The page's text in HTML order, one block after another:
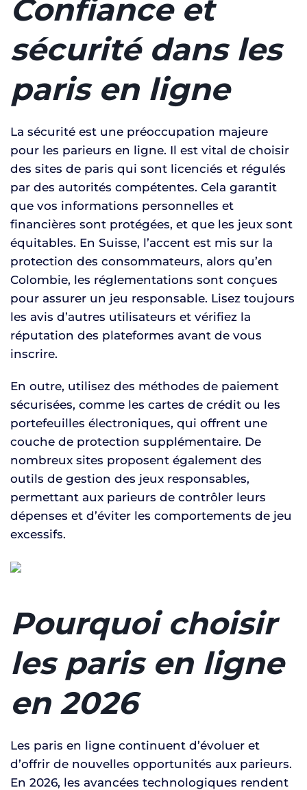
Confiance et
sécurité dans les
paris en ligne
La sécurité est une préoccupation majeure
pour les parieurs en ligne. Il est vital de choisir
des sites de paris qui sont licenciés et régulés
par des autorités compétentes. Cela garantit
que vos informations personnelles et
financières sont protégées, et que les jeux sont
équitables. En Suisse, l’accent est mis sur la
protection des consommateurs, alors qu’en
Colombie, les réglementations sont conçues
pour assurer un jeu responsable. Lisez toujours
les avis d’autres utilisateurs et vérifiez la
réputation des plateformes avant de vous
inscrire.
En outre, utilisez des méthodes de paiement
sécurisées, comme les cartes de crédit ou les
portefeuilles électroniques, qui offrent une
couche de protection supplémentaire. De
nombreux sites proposent également des
outils de gestion des jeux responsables,
permettant aux parieurs de contrôler leurs
dépenses et d’éviter les comportements de jeu
excessifs.
Pourquoi choisir
les paris en ligne
en 2026
Les paris en ligne continuent d’évoluer et
d’offrir de nouvelles opportunités aux parieurs.
En 2026, les avancées technologiques rendent